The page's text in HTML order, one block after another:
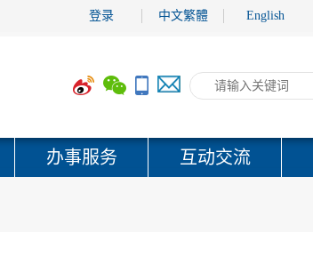
登录 中文繁體 English
办事服务 互动交流